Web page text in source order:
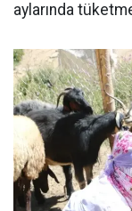
aylarında